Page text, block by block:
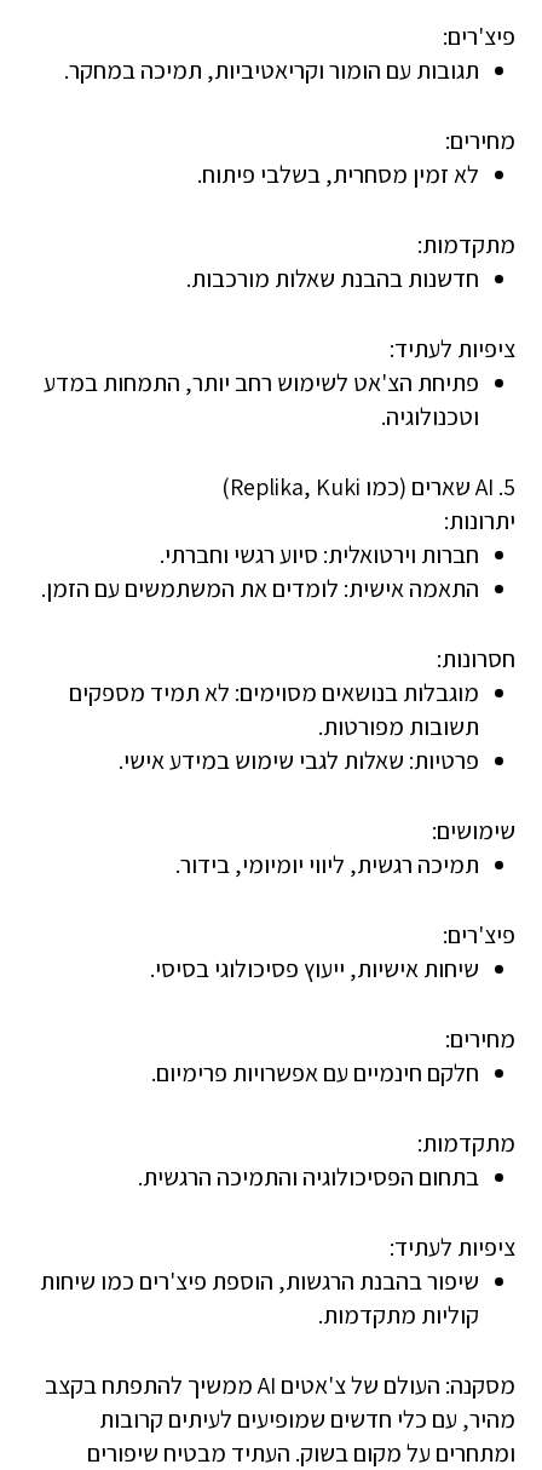
פיצ'רים:
תגובות עם הומור וקריאטיביות, תמיכה במחקר.
מחירים:
לא זמין מסחרית, בשלבי פיתוח.
מתקדמות:
חדשנות בהבנת שאלות מורכבות.
ציפיות לעתיד:
פתיחת הצ'אט לשימוש רחב יותר, התמחות במדע
וטכנולוגיה.
5. AI שארים (כמו Replika, Kuki)
יתרונות:
חברות וירטואלית: סיוע רגשי וחברתי.
התאמה אישית: לומדים את המשתמשים עם הזמן.
חסרונות:
מוגבלות בנושאים מסוימים: לא תמיד מספקים
תשובות מפורטות.
פרטיות: שאלות לגבי שימוש במידע אישי.
שימושים:
תמיכה רגשית, ליווי יומיומי, בידור.
פיצ'רים:
שיחות אישיות, ייעוץ פסיכולוגי בסיסי.
מחירים:
חלקם חינמיים עם אפשרויות פרימיום.
מתקדמות:
בתחום הפסיכולוגיה והתמיכה הרגשית.
ציפיות לעתיד:
שיפור בהבנת הרגשות, הוספת פיצ'רים כמו שיחות
קוליות מתקדמות.
מסקנה:
העולם של צ'אטים AI ממשיך להתפתח בקצב
מהיר, עם כלי חדשים שמופיעים לעיתים קרובות
ומתחרים על מקום בשוק. העתיד מבטיח שיפורים